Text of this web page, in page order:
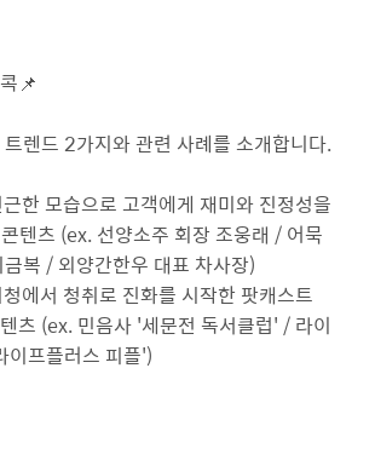
📌
렌드 2가지와 관련 사례를 소개합니다.
한 모습으로 고객에게 재미와 진정성을
텐츠 (ex. 선양소주 회장 조웅래 / 어묵
복 / 외양간한우 대표 차사장)
에서 청취로 진화를 시작한 팟캐스트
츠 (ex. 민음사 '세문전 독서클럽' / 라이
이프플러스 피플')